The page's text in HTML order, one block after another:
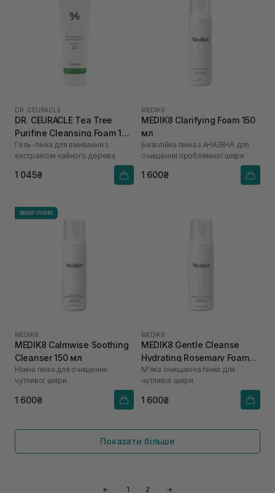
DR. CEURACLE
DR. CEURACLE Tea Tree
Purifine Cleansing Foam 150
мл
Гель-пінка для вмивання з
екстрактом чайного дерева
1 045₴
MEDIK8
MEDIK8 Clarifying Foam 150
мл
Безолійна пінка з АНА/ВНА для
очищення проблемної шкіри
1 600₴
ВИБІР ІЛОНИ
MEDIK8
MEDIK8 Calmwise Soothing
Cleanser 150 мл
Ніжна пінка для очищення
чутливої шкіри
1 600₴
MEDIK8
MEDIK8 Gentle Cleanse
Hydrating Rosemary Foam
150 мл
М'яка очищаюча пінка для
чутливої ​​шкіри
1 600₴
Показати більше
← 1 2 →